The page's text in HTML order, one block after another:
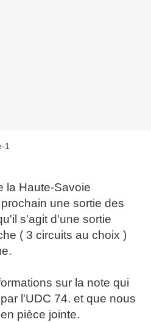
la Haute-Savoie
une sortie des
s'agit d'une sortie
( 3 circuits au choix )
sur la note qui
l'UDC 74. et que nous
pièce jointe.